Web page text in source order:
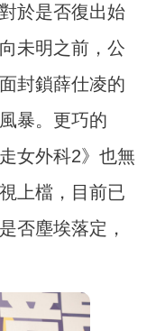
於是否復出始
未明之前，公
封鎖薛仕凌的
暴。更巧的
女外科2》也無
上檔，目前已
否塵埃落定，